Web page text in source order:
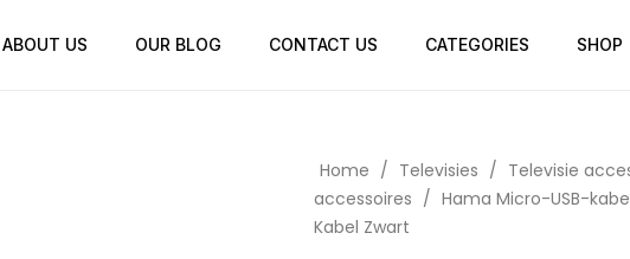
ABOUT US OUR BLOG CONTACT US CATEGORIES SHOP
Home / Televisies / Televisie
accessoires / Hama Micro-USB-
Kabel Zwart